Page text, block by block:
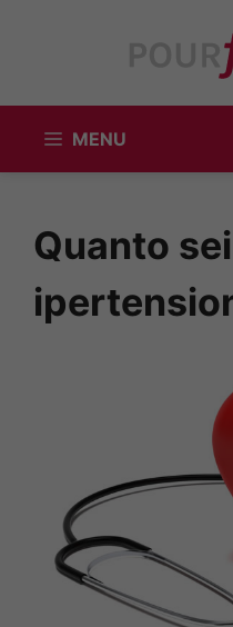
MENU
Quanto